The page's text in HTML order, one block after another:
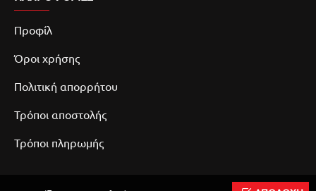
Προφίλ
Όροι χρήσης
Πολιτική απορρήτου
Τρόποι αποστολής
Τρόποι πληρωμής